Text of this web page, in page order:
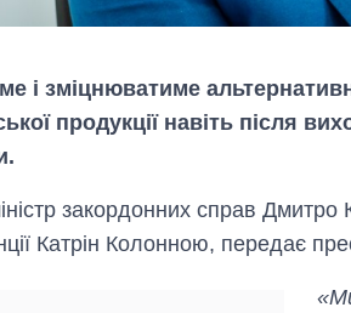
і зміцнюватиме
продукції навіть після
закордонних справ Дмитро
Катрін Колонною, передає